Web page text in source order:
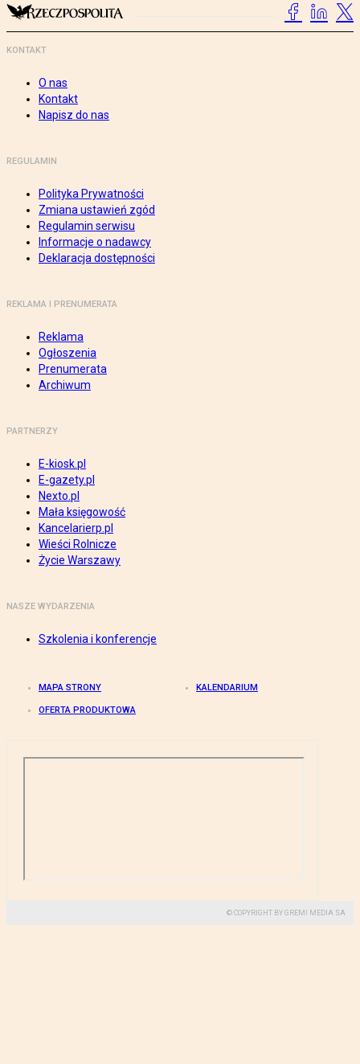
KONTAKT
O nas
Kontakt
Napisz do nas
REGULAMIN
Polityka Prywatności
Zmiana ustawień zgód
Regulamin serwisu
Informacje o nadawcy
Deklaracja dostępności
REKLAMA I PRENUMERATA
Reklama
Ogłoszenia
Prenumerata
Archiwum
PARTNERZY
E-kiosk.pl
E-gazety.pl
Nexto.pl
Mała księgowość
Kancelarierp.pl
Wieści Rolnicze
Życie Warszawy
NASZE WYDARZENIA
Szkolenia i konferencje
MAPA STRONY KALENDARIUM
OFERTA PRODUKTOWA
© COPYRIGHT BY GREMI MEDIA SA